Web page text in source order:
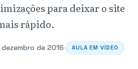
para deixar o site
rápido.
de 2016· AULA EM VÍDEO